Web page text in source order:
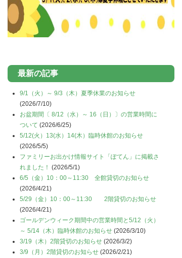
最新の記事
9/1（火）～ 9/3（木）夏季休業のお知らせ
(2026/7/10)
お盆期間〔 8/12（水）～ 16（日）〕の営業時間に
ついて (2026/6/25)
5/12(火）13(水）14(木）臨時休館のお知らせ
(2026/5/5)
ファミリーお出かけ情報サイト「ぽてん」に掲載さ
れました！ (2026/5/1)
6/5（金）10：00～11:30 全館貸切のお知らせ
(2026/4/21)
5/29（金）10：00～11:30 2階貸切のお知らせ
(2026/4/21)
ゴールデンウィーク期間中の営業時間と5/12（火）
～ 5/14（木）臨時休館のお知らせ (2026/3/10)
3/19（木）2階貸切のお知らせ (2026/3/2)
3/9（月）2階貸切のお知らせ (2026/2/21)